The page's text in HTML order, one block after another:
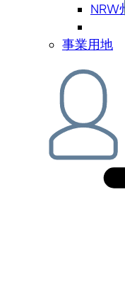
NRW
事業用地